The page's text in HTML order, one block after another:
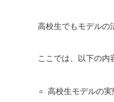
高校生でもモデルの
ここでは、以下の内
高校生モデルの実